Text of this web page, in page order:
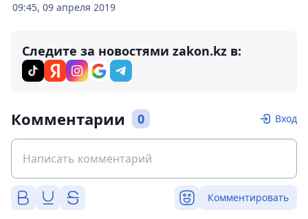
09:45, 09 апреля 2019
Следите за новостями zakon.kz в:
Комментарии 0 Вход
Комментировать